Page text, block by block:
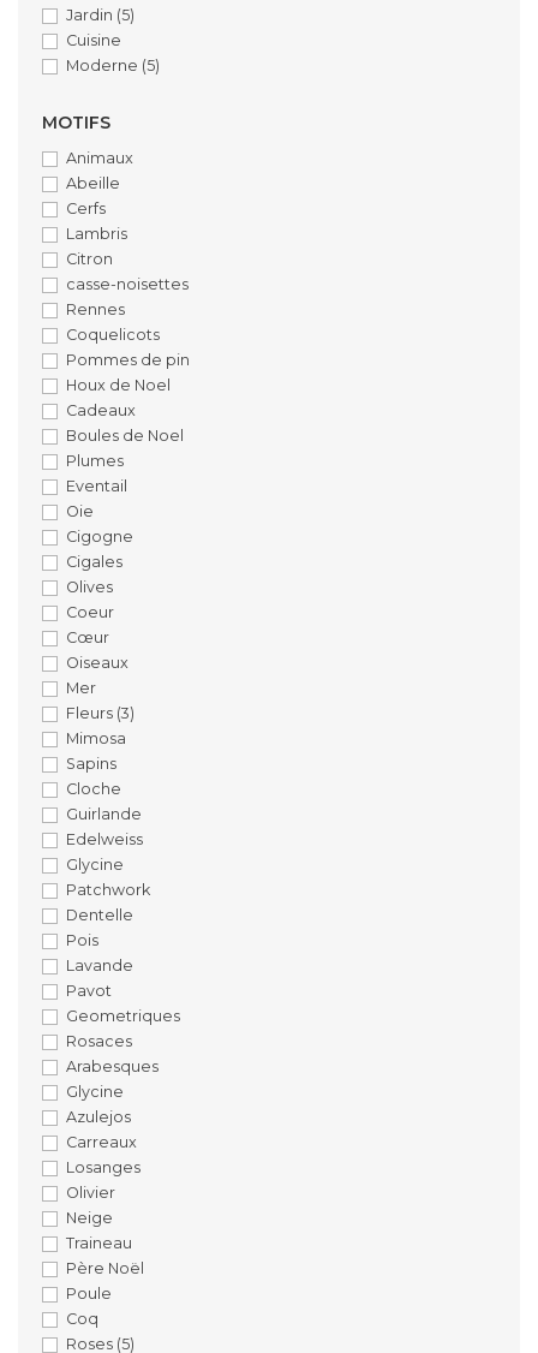
Jardin (5)
Cuisine
Moderne (5)
MOTIFS
Animaux
Abeille
Cerfs
Lambris
Citron
casse-noisettes
Rennes
Coquelicots
Pommes de pin
Houx de Noel
Cadeaux
Boules de Noel
Plumes
Eventail
Oie
Cigogne
Cigales
Olives
Coeur
Cœur
Oiseaux
Mer
Fleurs (3)
Mimosa
Sapins
Cloche
Guirlande
Edelweiss
Glycine
Patchwork
Dentelle
Pois
Lavande
Pavot
Geometriques
Rosaces
Arabesques
Glycine
Azulejos
Carreaux
Losanges
Olivier
Neige
Traineau
Père Noël
Poule
Coq
Roses (5)